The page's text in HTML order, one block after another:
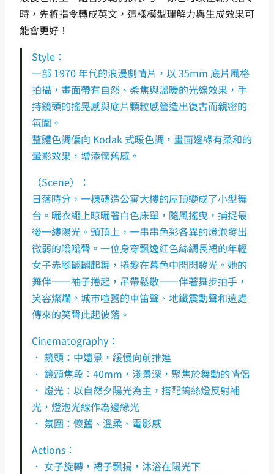
時，先將指令轉成英文，這樣模型理解力與生成效果可
能會更好！
Style：
一部 1970 年代的浪漫劇情片，以 35mm 底片風格
拍攝，畫面帶有自然、柔焦與溫暖的光線效果，手
持鏡頭的搖晃感與底片顆粒感營造出復古而親密的
氛圍。
整體色調偏向 Kodak 式暖色調，畫面邊緣有柔和的
暈影效果，增添懷舊感。
（Scene）：
日落時分，一棟磚造公寓大樓的屋頂變成了小型舞
台。曬衣繩上晾曬著白色床單，隨風搖曳，捕捉最
後一縷陽光。頭頂上，一串串色彩各異的燈泡發出
微弱的嗡嗡聲。一位身穿飄逸紅色絲綢長裙的年輕
女子赤腳翩翩起舞，捲髮在暮色中閃閃發光。她的
舞伴——袖子捲起，吊帶鬆散——伴著舞步拍手，
笑容燦爛。城市喧囂的車笛聲、地鐵震動聲和遠處
傳來的笑聲此起彼落。
Cinematography：
． 鏡頭：中遠景，緩慢向前推進
． 鏡頭焦段：40mm，淺景深，聚焦於舞動的情侶
． 燈光：以自然夕陽光為主，搭配鎢絲燈反射補
光，燈泡光線作為邊緣光
． 氛圍：懷舊、溫柔、電影感
Actions：
． 女子旋轉，裙子飄揚，沐浴在陽光下